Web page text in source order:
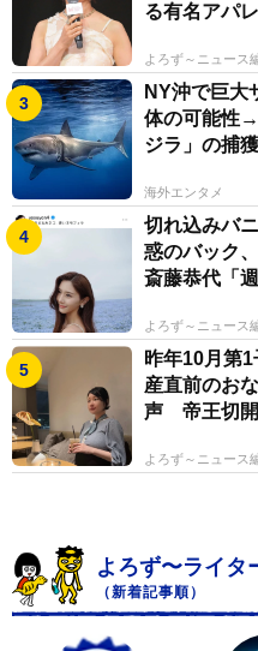
る有名アパ
よろず～ニュース
NY沖で巨大
体の可能性
ジラ」の捕
海外エンタメ
切れ込みバ
惑のバック
斎藤恭代「
よろず～ニュース
昨年10月第
産直前のお
声 帝王切開
よろず～ニュース
よろず〜ライタ
（新着記事順）